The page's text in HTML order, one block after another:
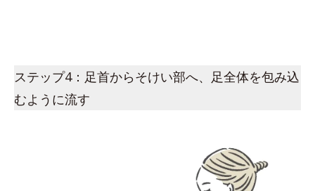
ステップ4：足首からそけい部へ、足全体を包み込
むように流す